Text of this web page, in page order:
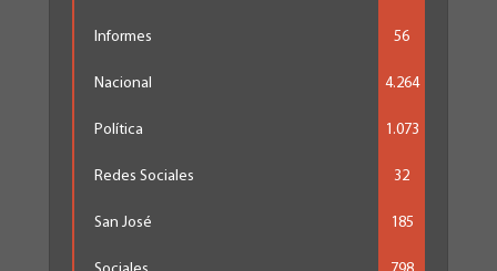
Informes 56
Nacional 4.264
Política 1.073
Redes Sociales 32
San José 185